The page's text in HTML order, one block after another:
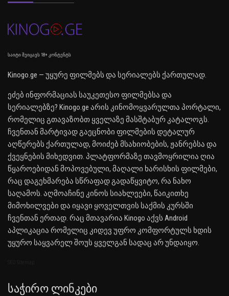
საიტი შეიცავს 18+ კონტენტს
Kinogo.ge — უყურე ფილმებს და სერიალებს ქართულად.
ეძებ ინფორმაციას საუკეთესო ფილმებსა და
სერიალებზე? Kinogo.ge არის კინომოყვარულთა პორტალი,
რომელიც გთავაზობთ ყველაზე მასშტაბურ კატალოგს.
ჩვენთან მარტივად გაეცნობი ფილმების დეტალურ
აღწერებს ქართულად, მოიძებ მსახიობების, ჟანრებსა და
ქვეყნების მიხედვით. პლატფორმაზე თავმოყრილია ღია
წყაროებიდან მოპოვებული, მაღალი ხარისხის ფილმები,
რაც დაგეხმარება სწრაფად გადაწყვიტო, რა ნახო
საღამოს. აღმოაჩინე კინოს სიახლეები, წაიკითხე
მიმოხილვები და იყავი ყოველთვის საქმის კურსში
ჩვენთან ერთად. რაც მთავარია Kinogo აქვს Android
აპლიკაცია რომელიც კიდევ უფრო კომფორტულს ხდის
უყურო საყვარელ შოუს ყველგან სადაც არ უნდაიყო.
Საჭირო Ლინკები